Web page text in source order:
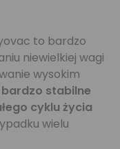
to bardzo
niewielkiej wagi
wysokim
bardzo stabilne
cyklu życia
wielu